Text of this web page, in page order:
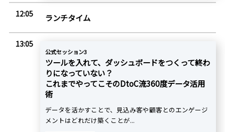
12:05 ランチタイム
13:05
公式セッション3
ツールを入れて、ダッシュボードをつくって終わ
りになっていない？
これまでやってこそのDtoC流360度データ活用
術
データを活かすことで、見込み客や顧客とのエンゲージ
メントはどれだけ築くことが...